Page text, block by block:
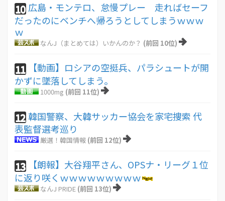
10 広島・モンテロ、怠慢プレー 走ればセーフ
だったのにベンチへ帰ろうとしてしまうｗｗｗ
ｗ
なんJ（まとめては）いかんのか？ (前回 10位)
11
【動画】ロシアの空挺兵、パラシュートが開
かずに墜落してしまう。
1000mg (前回 11位)
12韓国警察、大韓サッカー協会を家宅捜索 代
表監督選考巡り
厳選！韓国情報 (前回 12位)
13
【朗報】大谷翔平さん、OPSナ・リーグ１位
に返り咲くｗｗｗｗｗｗｗｗｗ
なんJ PRIDE (前回 13位)